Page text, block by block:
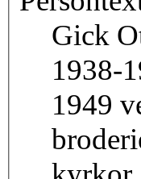
Gick
1938-
1949